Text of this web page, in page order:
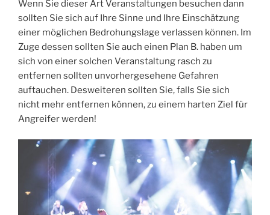
Wenn Sie dieser Art Veranstaltungen besuchen dann
sollten Sie sich auf Ihre Sinne und Ihre Einschätzung
einer möglichen Bedrohungslage verlassen können. Im
Zuge dessen sollten Sie auch einen Plan B. haben um
sich von einer solchen Veranstaltung rasch zu
entfernen sollten unvorhergesehene Gefahren
auftauchen. Desweiteren sollten Sie, falls Sie sich
nicht mehr entfernen können, zu einem harten Ziel für
Angreifer werden!